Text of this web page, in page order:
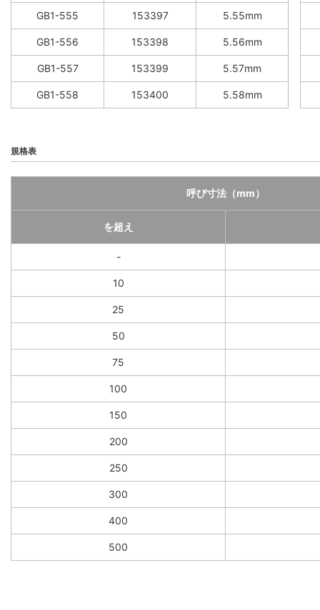
GB1-555 153397 5.55mm
GB1-556 153398 5.56mm
GB1-557 153399 5.57mm
GB1-558 153400 5.58mm
規格表
呼び寸法（mm）
を超え
-
10
25
50
75
100
150
200
250
300
400
500